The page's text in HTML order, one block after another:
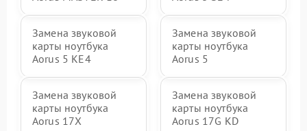
Замена звуковой
карты ноутбука
Aorus 5 KE4
Замена звуковой
карты ноутбука
Aorus 5
Замена звуковой
карты ноутбука
Aorus 17X
Замена звуковой
карты ноутбука
Aorus 17G KD